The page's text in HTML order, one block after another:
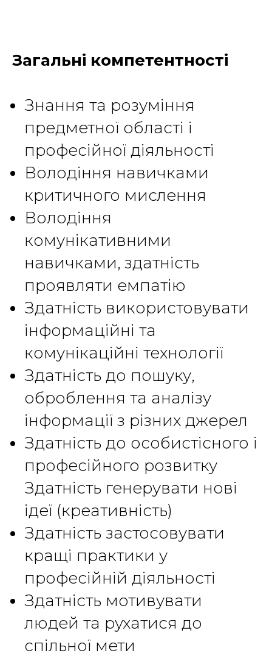
Загальні компетентності
Знання та розуміння
предметної області і
професійної діяльності
Володіння навичками
критичного мислення
Володіння
комунікативними
навичками, здатність
проявляти емпатію
Здатність використовувати
інформаційні та
комунікаційні технології
Здатність до пошуку,
оброблення та аналізу
інформації з різних джерел
Здатність до особистісного і
професійного розвитку
Здатність генерувати нові
ідеї (креативність)
Здатність застосовувати
кращі практики у
професійній діяльності
Здатність мотивувати
людей та рухатися до
спільної мети